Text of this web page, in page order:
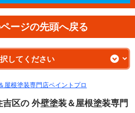
ージの先頭へ戻る
区の 外壁塗装＆屋根塗装専門